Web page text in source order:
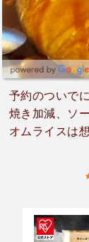
予約のついで
焼き加減、ソ
オムライスは
キノコのリゾ